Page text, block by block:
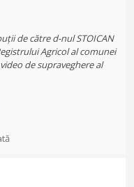
de către d-nul STOICAN
Agricol al comunei
de supraveghere al